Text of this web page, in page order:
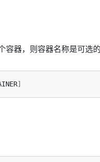
器，则容器名称是可选的
]